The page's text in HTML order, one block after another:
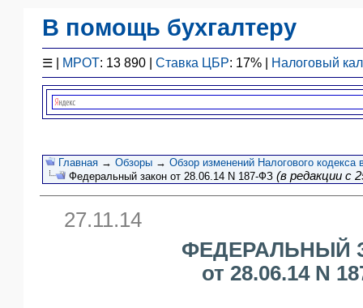
В помощь бухгалтеру
☰ МРОТ: 13 890 | Ставка ЦБР: 17% | Налоговый
Законодательство
F1 - Отчетность
План счетов
Справочник
Договоры
Проводки
Главная → Обзоры → Обзор изменений Налогового кодекса
Федеральный закон от 28.06.14 N 187-ФЗ (в редакции с
27.11.14
ФЕДЕРАЛЬНЫЙ
от 28.06.14 N